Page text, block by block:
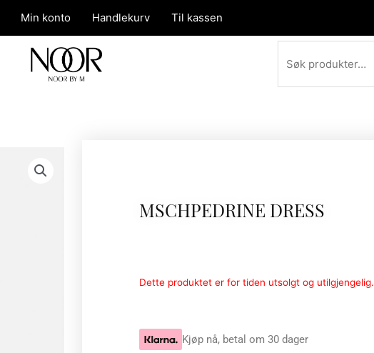
Min konto Handlekurv Til kassen
Søk
MSCHPEDRINE DRESS
Dette produktet er for tiden utsolgt og utilgjengelig.
Kjøp nå, betal om 30 dager